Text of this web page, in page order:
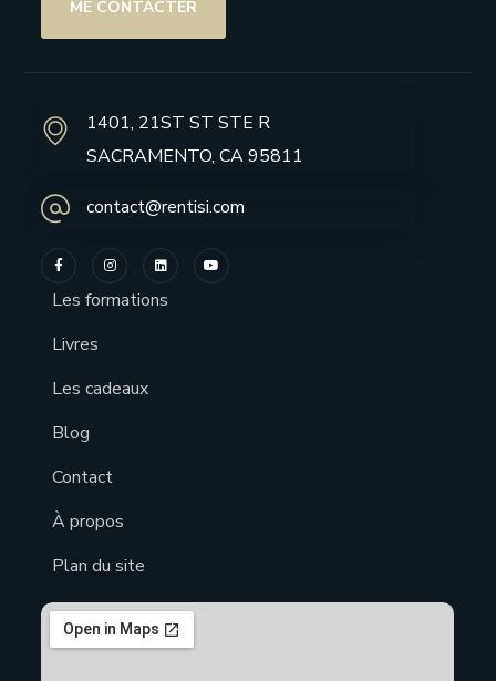
ME CONTACTER
1401, 21ST ST STE R
SACRAMENTO, CA 95811
contact@rentisi.com
Les formations
Livres
Les cadeaux
Blog
Contact
À propos
Plan du site